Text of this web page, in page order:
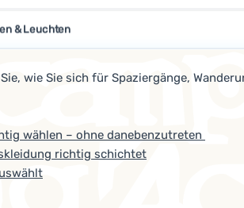
& Leuchten
wie Sie sich für Spaziergänge,
wählen – ohne danebenzutreten
richtig schichtet